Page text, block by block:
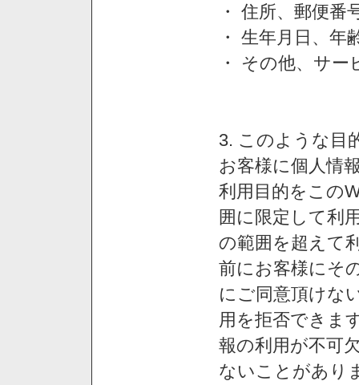
・ 住所、郵便番
・ 生年月日、年
・ その他、サ
3. このような目
お客様に個人情
利用目的をこの
囲に限定して利
の範囲を超えて
前にお客様にそ
にご同意頂けな
用を拒否できま
報の利用が不可
ないことがあり